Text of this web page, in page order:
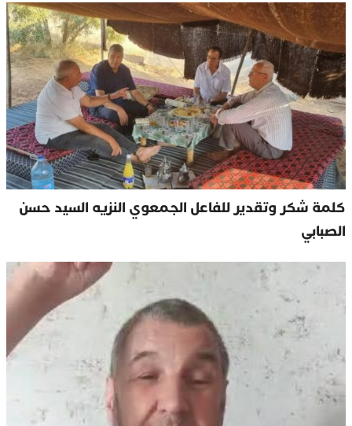
كلمة شكر وتقدير للفاعل الجمعوي النزيه السيد حسن
الصبابي